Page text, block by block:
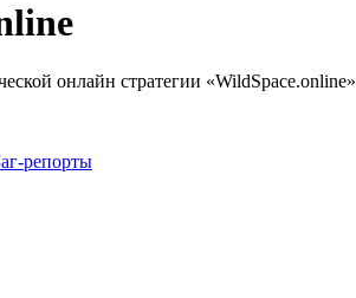
онлайн стратегии «WildSpace.online»
репорты